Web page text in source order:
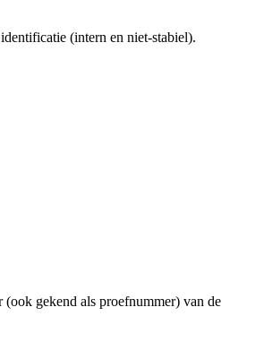
(intern en niet-stabiel).
(ook gekend als proefnummer) van de